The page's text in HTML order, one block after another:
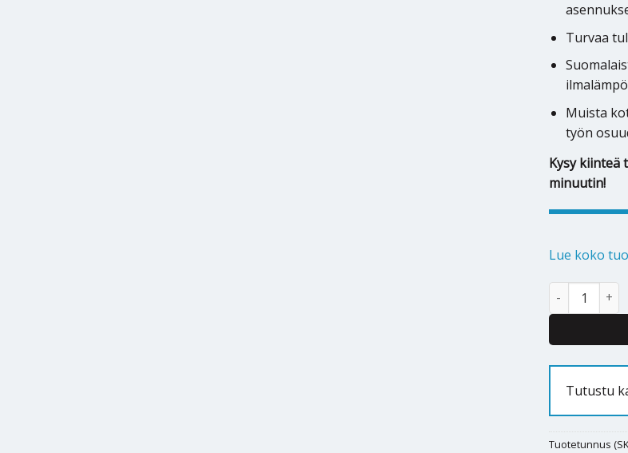
Turvaa
Muista
työn
Kysy kiinteä
minuutin!
Lue koko
Alternative:
Tutustu
Tuotetunnus